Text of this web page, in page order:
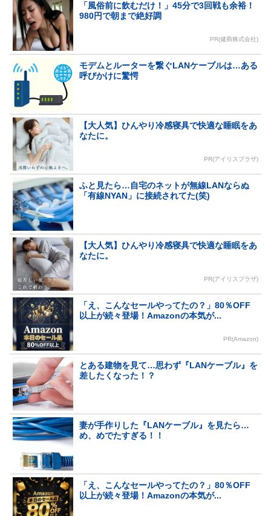
「風俗前に飲むだけ！」45分で3回戦も余裕！
980円で朝まで絶好調
PR(健商株式会社)
モデムとルーターを繋ぐLANケーブルは…ある
呼びかけに驚愕
【大人気】ひんやり冷感寝具で快適な睡眠をあ
なたに。
PR(アイリスプラザ)
ふと見たら…自宅のネットが無線LANならぬ
「有線NYAN」に接続されてた(笑)
【大人気】ひんやり冷感寝具で快適な睡眠をあ
なたに。
PR(アイリスプラザ)
「え、こんなセールやってたの？」80％OFF
以上が続々登場！Amazonの本気が...
PR(Amazon)
とある建物を見て…思わず『LANケーブル』を
差したくなった！？
妻が手作りした『LANケーブル』を見たら…
め、めでたすぎる！！
「え、こんなセールやってたの？」80％OFF
以上が続々登場！Amazonの本気が...